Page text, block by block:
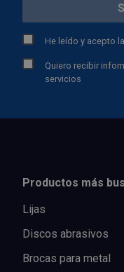
He leído y acepto la
Quiero recibir
servicios
Productos más
Lijas
Discos abrasivos
Brocas para metal